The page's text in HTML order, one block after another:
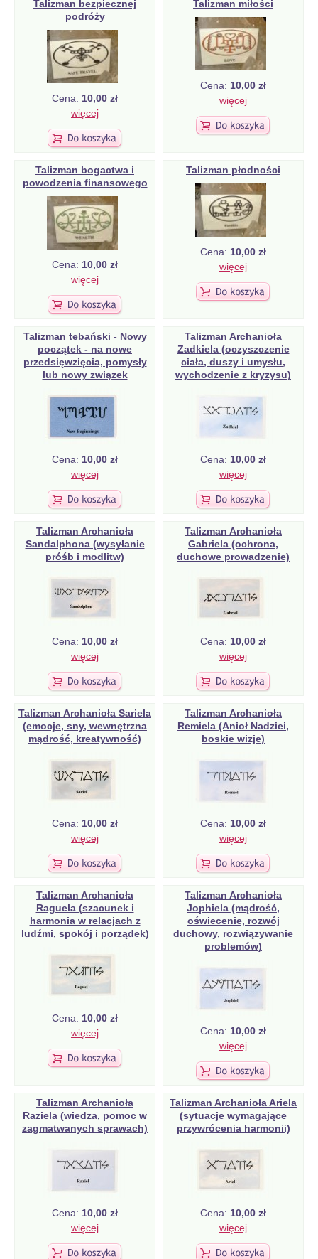
Talizman bezpiecznej
podróży
Cena: 10,00 zł
więcej
Talizman miłości
Cena: 10,00 zł
więcej
Talizman bogactwa i
powodzenia finansowego
Cena: 10,00 zł
więcej
Talizman płodności
Cena: 10,00 zł
więcej
Talizman tebański - Nowy
początek - na nowe
przedsięwzięcia, pomysły
lub nowy związek
Cena: 10,00 zł
więcej
Talizman Archanioła
Zadkiela (oczyszczenie
ciała, duszy i umysłu,
wychodzenie z kryzysu)
Cena: 10,00 zł
więcej
Talizman Archanioła
Sandalphona (wysyłanie
próśb i modlitw)
Cena: 10,00 zł
więcej
Talizman Archanioła
Gabriela (ochrona,
duchowe prowadzenie)
Cena: 10,00 zł
więcej
Talizman Archanioła Sariela
(emocje, sny, wewnętrzna
mądrość, kreatywność)
Cena: 10,00 zł
więcej
Talizman Archanioła
Remiela (Anioł Nadziei,
boskie wizje)
Cena: 10,00 zł
więcej
Talizman Archanioła
Raguela (szacunek i
harmonia w relacjach z
ludźmi, spokój i porządek)
Cena: 10,00 zł
więcej
Talizman Archanioła
Jophiela (mądrość,
oświecenie, rozwój
duchowy, rozwiązywanie
problemów)
Cena: 10,00 zł
więcej
Talizman Archanioła
Raziela (wiedza, pomoc w
zagmatwanych sprawach)
Cena: 10,00 zł
więcej
Talizman Archanioła Ariela
(sytuacje wymagające
przywrócenia harmonii)
Cena: 10,00 zł
więcej